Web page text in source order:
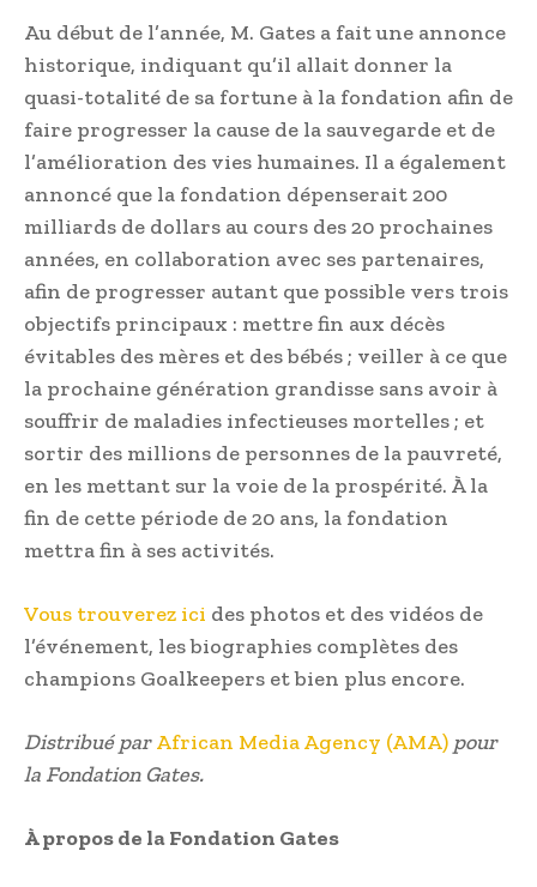
Au début de l’année, M. Gates a fait une annonce
historique, indiquant qu’il allait donner la
quasi-totalité de sa fortune à la fondation afin de
faire progresser la cause de la sauvegarde et de
l’amélioration des vies humaines. Il a également
annoncé que la fondation dépenserait 200
milliards de dollars au cours des 20 prochaines
années, en collaboration avec ses partenaires,
afin de progresser autant que possible vers trois
objectifs principaux : mettre fin aux décès
évitables des mères et des bébés ; veiller à ce que
la prochaine génération grandisse sans avoir à
souffrir de maladies infectieuses mortelles ; et
sortir des millions de personnes de la pauvreté,
en les mettant sur la voie de la prospérité. À la
fin de cette période de 20 ans, la fondation
mettra fin à ses activités.
Vous trouverez ici des photos et des vidéos de
l’événement, les biographies complètes des
champions Goalkeepers et bien plus encore.
Distribué par African Media Agency (AMA) pour
la Fondation Gates.
À propos de la Fondation Gates